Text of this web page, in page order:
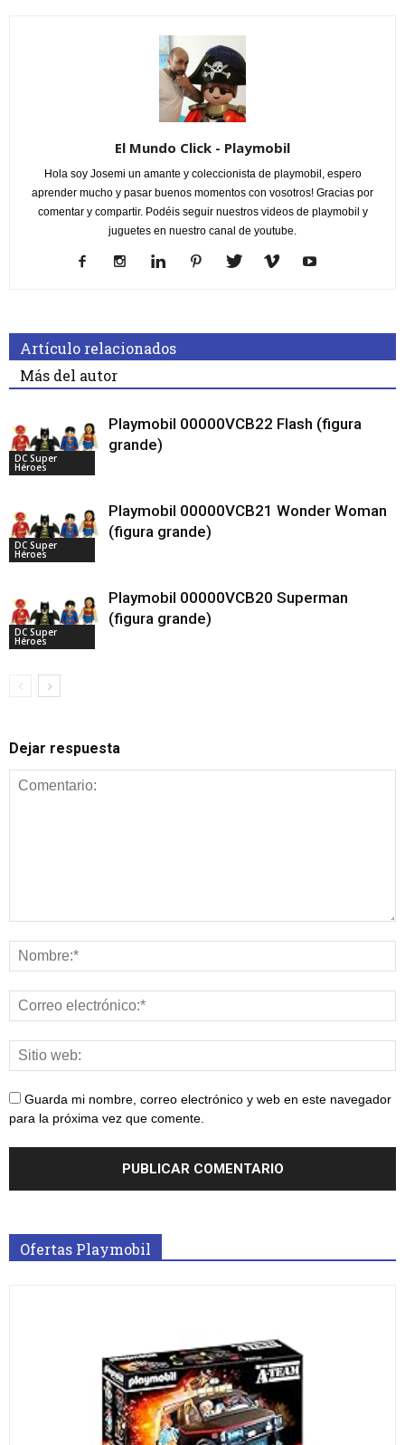
El Mundo Click - Playmobil
Hola soy Josemi un amante y coleccionista de playmobil, espero
aprender mucho y pasar buenos momentos con vosotros! Gracias por
comentar y compartir. Podéis seguir nuestros videos de playmobil y
juguetes en nuestro canal de youtube.
Artículo relacionados
Más del autor
DC Super
Héroes
Playmobil 00000VCB22 Flash (figura
grande)
DC Super
Héroes
Playmobil 00000VCB21 Wonder Woman
(figura grande)
DC Super
Héroes
Playmobil 00000VCB20 Superman
(figura grande)
Dejar respuesta
Guarda mi nombre, correo electrónico y web en este navegador
para la próxima vez que comente.
Ofertas Playmobil